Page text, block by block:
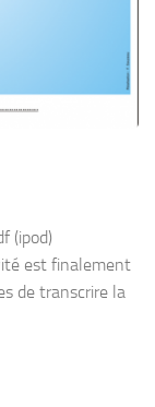
(ipod)
est finalement
de transcrire la